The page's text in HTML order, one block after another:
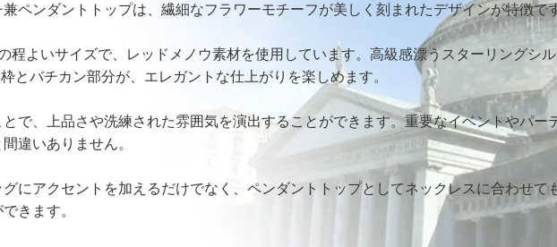
ペンダントトップは、繊細なフラワーモチーフが美しく刻まれたデザインが特徴で
程よいサイズで、レッドメノウ素材を使用しています。高級感漂うスターリングシ
とバチカン部分が、エレガントな仕上がりを楽しめます。
で、上品さや洗練された雰囲気を演出することができます。重要なイベントやパー
違いありません。
にアクセントを加えるだけでなく、ペンダントトップとしてネックレスに合わせて
きます。